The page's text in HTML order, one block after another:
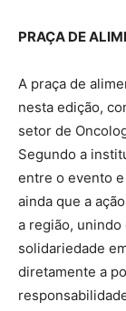
PRAÇA DE
A praça de
nesta edição,
setor de
Segundo a
entre o evento e
ainda que a
a região,
solidariedade
diretamente a